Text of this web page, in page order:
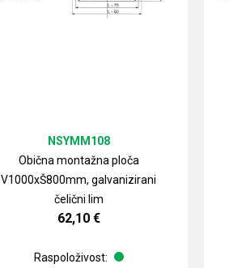
Obična montažna ploča
V1000xŠ800mm, galvanizirani
čelični lim
NSYMM108
62,10 €
Raspoloživost: